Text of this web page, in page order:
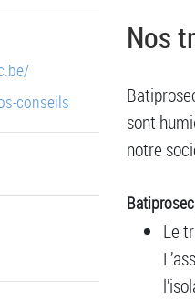
conseils
Nos
sont
notre
Le